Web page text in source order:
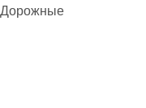
Дорожные